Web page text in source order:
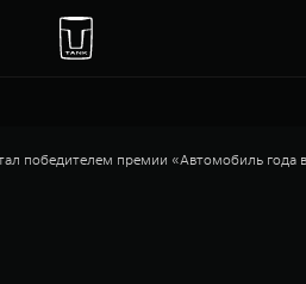
победителем премии «Автомобиль года